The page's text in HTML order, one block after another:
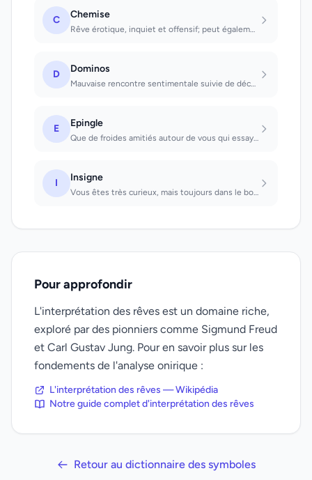
C Chemise
Rêve érotique, inquiet et offensif; peut également signifier la peur ou le désir...
D Dominos
Mauvaise rencontre sentimentale suivie de déception
E Epingle
Que de froides amitiés autour de vous qui essayent de vous nuire
I Insigne
Vous êtes très curieux, mais toujours dans le bon sens
Pour approfondir
L'interprétation des rêves est un domaine riche,
exploré par des pionniers comme Sigmund Freud
et Carl Gustav Jung. Pour en savoir plus sur les
fondements de l'analyse onirique :
L'interprétation des rêves — Wikipédia
Notre guide complet d'interprétation des rêves
Retour au dictionnaire des symboles